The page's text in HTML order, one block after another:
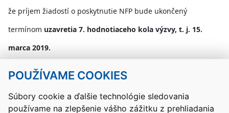
POUŽÍVAME COOKIES
Súbory cookie a ďalšie technológie sledovania
používame na zlepšenie vášho zážitku z prehliadania
že príjem žiadostí o poskytnutie NFP bude ukončený
termínom uzavretia 7. hodnotiaceho kola výzvy, t. j. 15.
marca 2019.
Kontakty Mapa stránky RSS Vyhlásenie o prístupnosti